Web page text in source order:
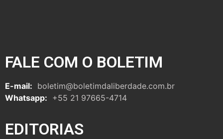
FALE COM O BOLETIM
E-mail: boletim@boletimdaliberdade.com.br
Whatsapp: +55 21 97665-4714
EDITORIAS